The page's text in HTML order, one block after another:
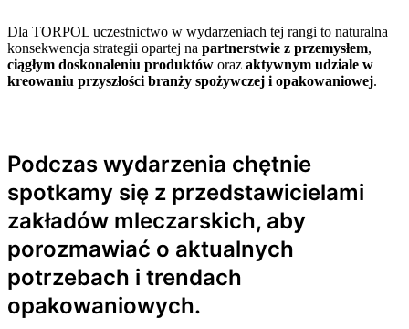
Dla TORPOL uczestnictwo w wydarzeniach tej rangi to naturalna
konsekwencja strategii opartej na partnerstwie z przemysłem,
ciągłym doskonaleniu produktów oraz aktywnym udziale w
kreowaniu przyszłości branży spożywczej i opakowaniowej.
Podczas wydarzenia chętnie
spotkamy się z przedstawicielami
zakładów mleczarskich, aby
porozmawiać o aktualnych
potrzebach i trendach
opakowaniowych.